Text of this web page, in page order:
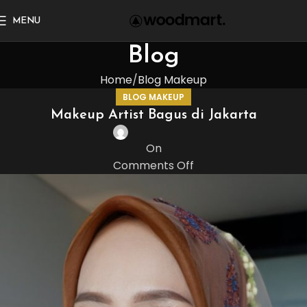
MENU
Blog
Home Blog Makeup
BLOG MAKEUP
Makeup Artist Bagus di Jakarta
On
Comments Off